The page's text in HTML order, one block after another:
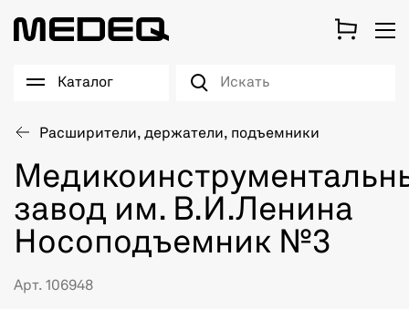
Каталог
Расширители, держатели, подъемники
завод им. В.И.Ленина
Носоподъемник №3
Арт. 106948